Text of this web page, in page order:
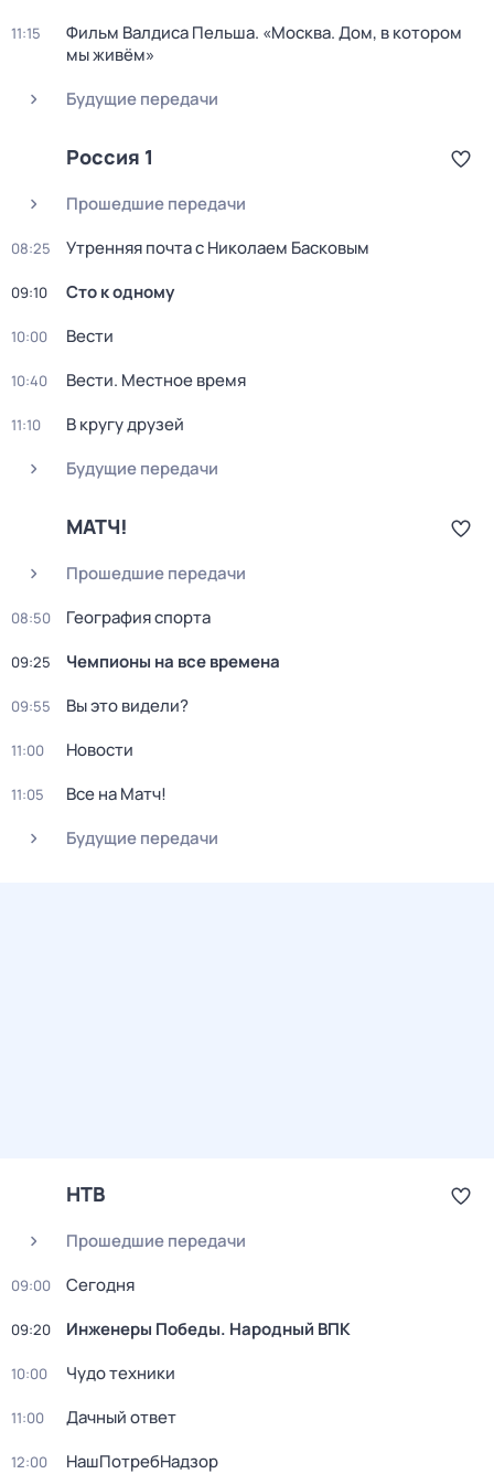
11:15
Фильм Валдиса Пельша. «Москва. Дом, в котором
мы живём»
Будущие передачи
Россия 1
Прошедшие передачи
08:25 Утренняя почта с Николаем Басковым
09:10 Сто к одному
10:00 Вести
10:40 Вести. Местное время
11:10
В кругу друзей
Будущие передачи
МАТЧ!
Прошедшие передачи
08:50 География спорта
09:25 Чемпионы на все времена
09:55 Вы это видели?
11:00 Новости
11:05
Все на Матч!
Будущие передачи
НТВ
Прошедшие передачи
09:00 Сегодня
09:20 Инженеры Победы. Народный ВПК
10:00 Чудо техники
11:00 Дачный ответ
12:00
НашПотребНадзор